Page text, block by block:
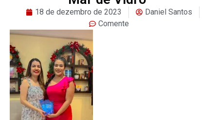
18 de dezembro de 2023
Daniel Santos
Comente